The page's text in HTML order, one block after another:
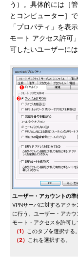
う）。具体的には［
とコンピューター］
「プロパティ」を表
モート アクセス許可
可したいユーザーに
ユーザー・アカウントの準
VPNサーバに対するアク
に行う。ユーザー・アカ
モート・アクセスを許可し
（1） このタブを選択する。
（2） これを選択する。